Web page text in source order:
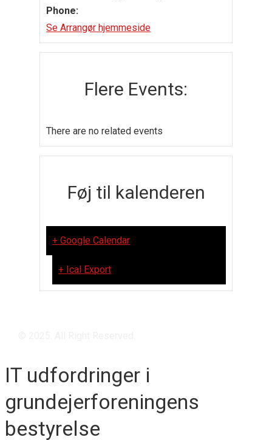
Phone:
Se Arrangør hjemmeside
Flere Events:
There are no related events
Føj til kalenderen
+ Google Calendar
+ Ical Export
IT udfordringer i
grundejerforeningens
bestyrelse